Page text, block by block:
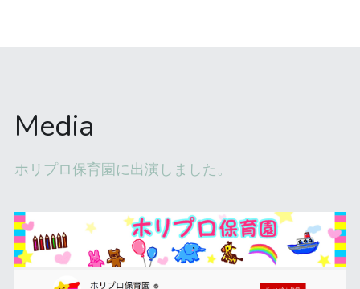
Media
ホリプロ保育園に出演しました。